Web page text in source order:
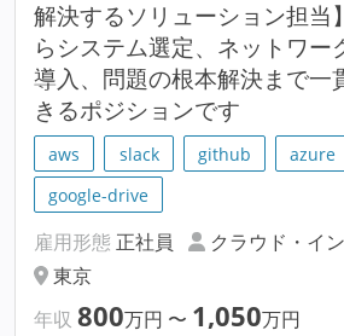
解決するソリューション担当
らシステム選定、ネットワー
導入、問題の根本解決まで一
きるポジションです
aws slack github azure
google-drive
雇用形態 正社員
クラウド・イ
東京
年収 800万円 〜 1,050万円